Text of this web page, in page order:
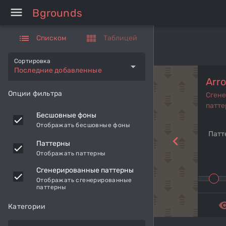
menu Bgrounds
list Списком view_module Таблицей
Последние добавленные
Сортировка arrow_drop_down
Опции фильтра
Бесшовные фоны
Отображать бесшовные фоны
Паттерны
Отображать паттерны
Сгенерированные паттерны
Отображать сгенерированные
паттерны
Категории
navigate_before